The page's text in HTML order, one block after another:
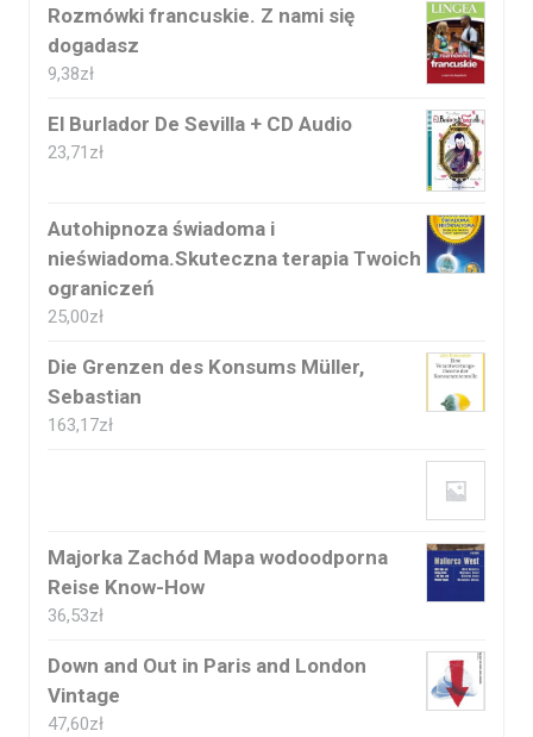
Rozmówki francuskie. Z nami się
dogadasz
9,38zł
El Burlador De Sevilla + CD Audio
23,71 zł
Autohipnoza świadoma i
nieświadoma.Skuteczna terapia Twoich
ograniczeń
25,00zł
Die Grenzen des Konsums Müller,
Sebastian
163,17zł
Majorka Zachód Mapa wodoodporna
Reise Know-How
36,53zł
Down and Out in Paris and London
Vintage
47,60zł